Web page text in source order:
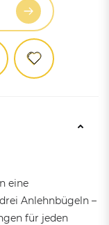
eine
Anlehnbügeln –
für jeden